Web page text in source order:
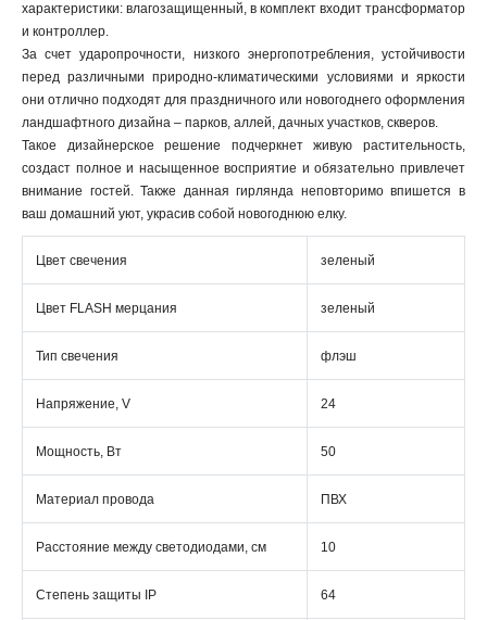
характеристики: влагозащищенный, в комплект входит трансформатор
и контроллер.
За счет ударопрочности, низкого энергопотребления, устойчивости
перед различными природно-климатическими условиями и яркости
они отлично подходят для праздничного или новогоднего оформления
ландшафтного дизайна – парков, аллей, дачных участков, скверов.
Такое дизайнерское решение подчеркнет живую растительность,
создаст полное и насыщенное восприятие и обязательно привлечет
внимание гостей. Также данная гирлянда неповторимо впишется в
ваш домашний уют, украсив собой новогоднюю елку.
Цвет свечения зеленый
Цвет FLASH мерцания зеленый
Тип свечения флэш
Напряжение, V 24
Мощность, Вт 50
Материал провода ПВХ
Расстояние между светодиодами, см 10
Степень защиты IP 64